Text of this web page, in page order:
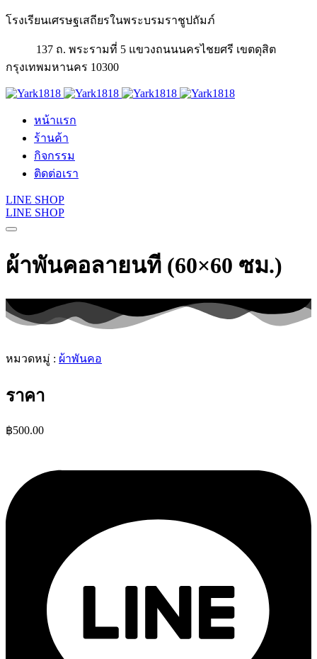
โรงเรียนเศรษฐเสถียรในพระบรมราชูปถัมภ์
137 ถ. พระรามที่ 5 แขวงถนนนครไชยศรี เขตดุสิต
กรุงเทพมหานคร 10300
หน้าแรก
ร้านค้า
กิจกรรม
ติดต่อเรา
LINE SHOP
LINE SHOP
ผ้าพันคอลายนที (60×60 ซม.)
หมวดหมู่ : ผ้าพันคอ
ราคา
฿500.00